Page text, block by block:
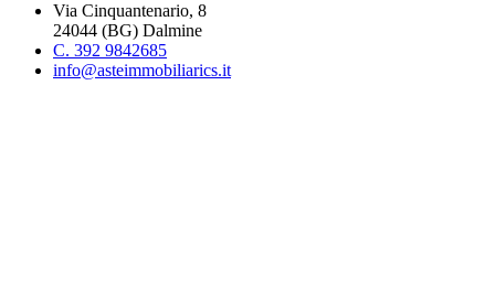
Via Cinquantenario, 8
24044 (BG) Dalmine
C. 392 9842685
info@asteimmobiliarics.it